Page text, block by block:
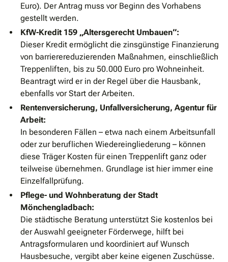
Euro). Der Antrag muss vor Beginn des Vorhabens
gestellt werden.
KfW-Kredit 159 „Altersgerecht Umbauen“:
Dieser Kredit ermöglicht die zinsgünstige Finanzierung
von barrierereduzierenden Maßnahmen, einschließlich
Treppenliften, bis zu 50.000 Euro pro Wohneinheit.
Beantragt wird er in der Regel über die Hausbank,
ebenfalls vor Start der Arbeiten.
Rentenversicherung, Unfallversicherung, Agentur für
Arbeit:
In besonderen Fällen – etwa nach einem Arbeitsunfall
oder zur beruflichen Wiedereingliederung – können
diese Träger Kosten für einen Treppenlift ganz oder
teilweise übernehmen. Grundlage ist hier immer eine
Einzelfallprüfung.
Pflege- und Wohnberatung der Stadt
Mönchengladbach:
Die städtische Beratung unterstützt Sie kostenlos bei
der Auswahl geeigneter Förderwege, hilft bei
Antragsformularen und koordiniert auf Wunsch
Hausbesuche, vergibt aber keine eigenen Zuschüsse.